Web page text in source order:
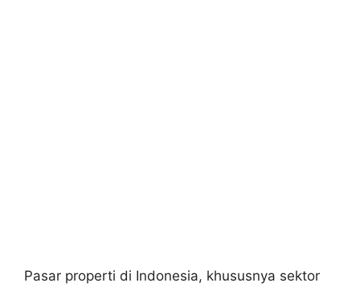
Pasar properti di Indonesia, khususnya sektor